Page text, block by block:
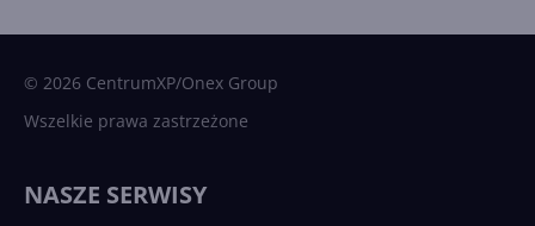
© 2026 CentrumXP/Onex Group
Wszelkie prawa zastrzeżone
NASZE SERWISY